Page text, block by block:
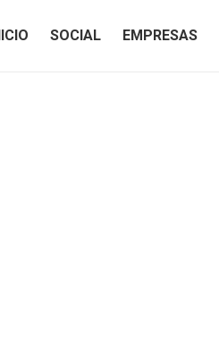
SOCIAL EMPRESAS
SOCIAL EMPRESAS